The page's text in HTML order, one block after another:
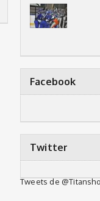
Facebook
Twitter
Tweets de